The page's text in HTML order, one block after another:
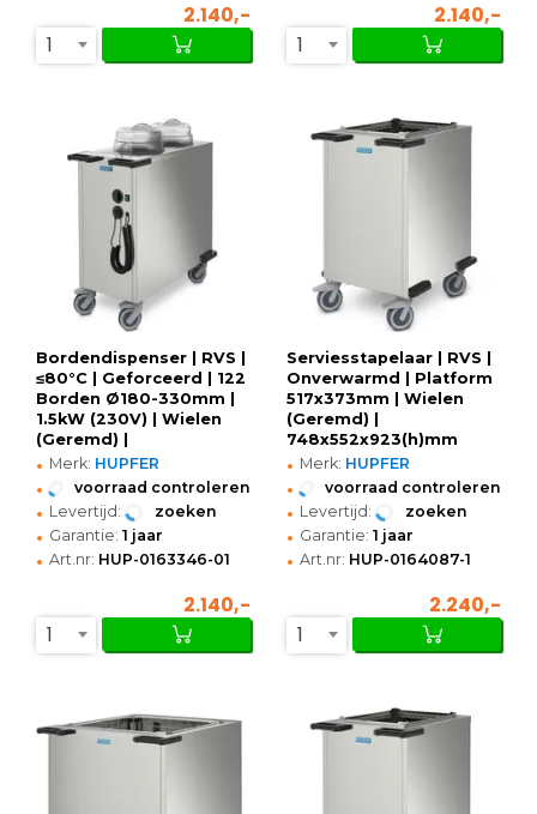
2.140,-
1
2.140,-
1
Bordendispenser | RVS |
≤80°C | Geforceerd | 122
Borden Ø180-330mm |
1.5kW (230V) | Wielen
(Geremd) |
1050x530x1072(h)mm
• Merk: HUPFER
• voorraad controleren
• Levertijd: zoeken
• Garantie: 1 jaar
• Art.nr: HUP-0163346-01
2.140,-
1
Serviesstapelaar | RVS |
Onverwarmd | Platform
517x373mm | Wielen
(Geremd) |
748x552x923(h)mm
• Merk: HUPFER
• voorraad controleren
• Levertijd: zoeken
• Garantie: 1 jaar
• Art.nr: HUP-0164087-1
2.240,-
1